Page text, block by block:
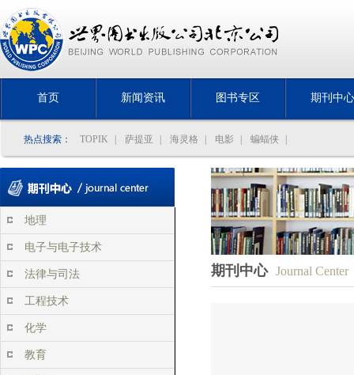
首页 新闻资讯 图书专区 期刊中心
热点搜索： TOPIK 萨提亚 海灵格 电影 蝙蝠侠
地理
电子与电子技术
法律与司法
工程技术
化学
教育
期刊中心 Journal Center